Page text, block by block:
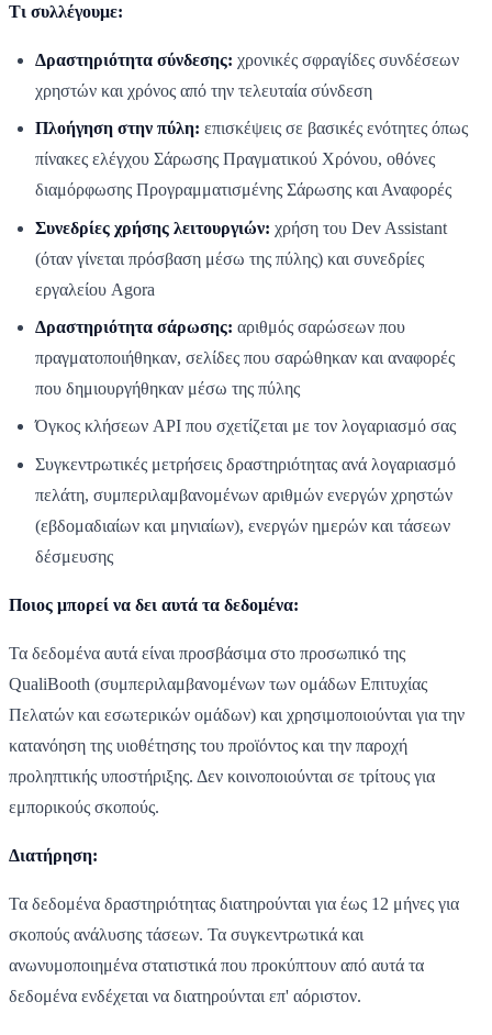
Τι συλλέγουμε:
Δραστηριότητα σύνδεσης: χρονικές σφραγίδες συνδέσεων
χρηστών και χρόνος από την τελευταία σύνδεση
Πλοήγηση στην πύλη: επισκέψεις σε βασικές ενότητες όπως
πίνακες ελέγχου Σάρωσης Πραγματικού Χρόνου, οθόνες
διαμόρφωσης Προγραμματισμένης Σάρωσης και Αναφορές
Συνεδρίες χρήσης λειτουργιών: χρήση του Dev Assistant
(όταν γίνεται πρόσβαση μέσω της πύλης) και συνεδρίες
εργαλείου Agora
Δραστηριότητα σάρωσης: αριθμός σαρώσεων που
πραγματοποιήθηκαν, σελίδες που σαρώθηκαν και αναφορές
που δημιουργήθηκαν μέσω της πύλης
Όγκος κλήσεων API που σχετίζεται με τον λογαριασμό σας
Συγκεντρωτικές μετρήσεις δραστηριότητας ανά λογαριασμό
πελάτη, συμπεριλαμβανομένων αριθμών ενεργών χρηστών
(εβδομαδιαίων και μηνιαίων), ενεργών ημερών και τάσεων
δέσμευσης
Ποιος μπορεί να δει αυτά τα δεδομένα:
Τα δεδομένα αυτά είναι προσβάσιμα στο προσωπικό της
QualiBooth (συμπεριλαμβανομένων των ομάδων Επιτυχίας
Πελατών και εσωτερικών ομάδων) και χρησιμοποιούνται για την
κατανόηση της υιοθέτησης του προϊόντος και την παροχή
προληπτικής υποστήριξης. Δεν κοινοποιούνται σε τρίτους για
εμπορικούς σκοπούς.
Διατήρηση:
Τα δεδομένα δραστηριότητας διατηρούνται για έως 12 μήνες για
σκοπούς ανάλυσης τάσεων. Τα συγκεντρωτικά και
ανωνυμοποιημένα στατιστικά που προκύπτουν από αυτά τα
δεδομένα ενδέχεται να διατηρούνται επ' αόριστον.